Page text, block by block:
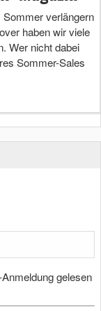
verlängern
haben wir viele
Wer nicht dabei
Sommer-Sales
gelesen